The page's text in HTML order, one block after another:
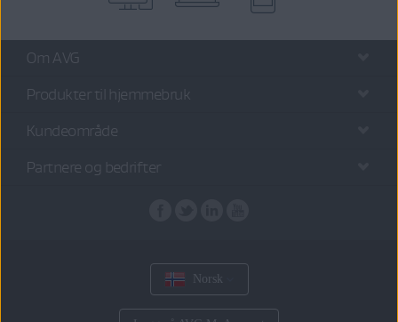
Om AVG
Produkter til hjemmebruk
Kundeområde
Partnere og bedrifter
Norsk